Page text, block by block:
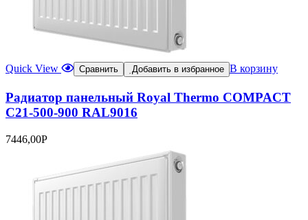
Quick View Сравнить Добавить в избранное В корзину
Радиатор панельный Royal Thermo COMPACT
C21-500-900 RAL9016
7446,00Р